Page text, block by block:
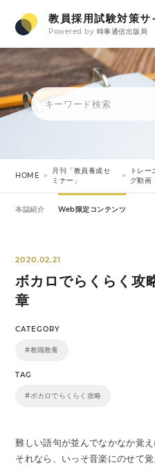
教員採用試験対策サ
Powered by 時事通信出版局
HOME
月刊「教員養成セ
ミナー」
トレー
グ動画
本誌紹介 Web限定コンテンツ
2020.02.21
ボカロでらくらく
章
CATEGORY
#教職教養
TAG
#ボカロでらくらく攻略
難しい語句が並んでなかなか覚え
それなら、いっそ音楽にのせて